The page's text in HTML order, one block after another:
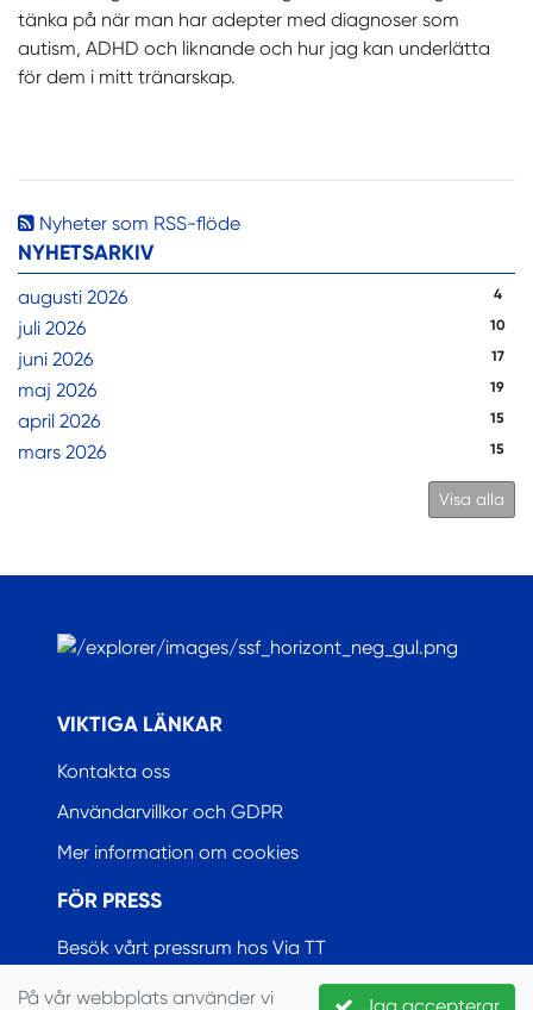
Nyheter som RSS-flöde
NYHETSARKIV
augusti 2026 4
juli 2026 10
juni 2026 17
maj 2026 19
april 2026 15
mars 2026 15
Visa alla
tänka på när man har adepter med diagnoser som
autism, ADHD och liknande och hur jag kan underlätta
för dem i mitt tränarskap.
VIKTIGA LÄNKAR
Kontakta oss
Användarvillkor och GDPR
Mer information om cookies
FÖR PRESS
Besök vårt pressrum hos Via TT
På vår webbplats använder vi